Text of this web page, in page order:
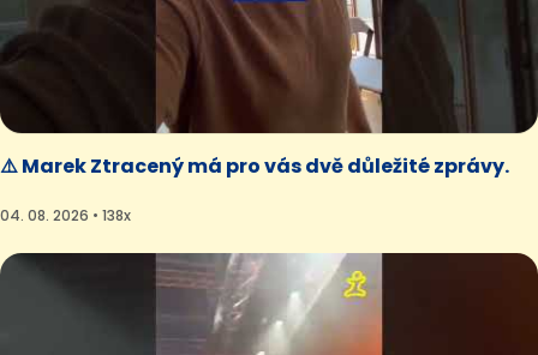
⚠️ Marek Ztracený má pro vás dvě důležité zprávy.
04. 08. 2026 • 138x